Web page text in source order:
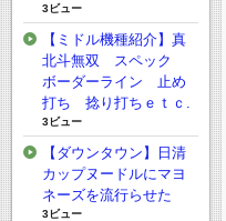
3ビュー
【ミドル機種紹介】真
北斗無双 スペック
ボーダーライン 止め
打ち 捻り打ちｅｔｃ.
3ビュー
【ダウンタウン】日清
カップヌードルにマヨ
ネーズを流行らせた
3ビュー